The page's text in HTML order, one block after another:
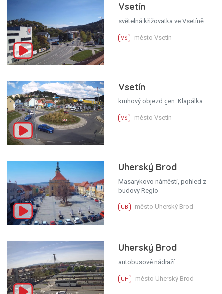
Vsetín
světelná křižovatka ve Vsetíně
VS město Vsetín
Vsetín
kruhový objezd gen. Klapálka
VS město Vsetín
Uherský Brod
Masarykovo náměstí, pohled z
budovy Regio
UB město Uherský Brod
Uherský Brod
autobusové nádraží
UH město Uherský Brod